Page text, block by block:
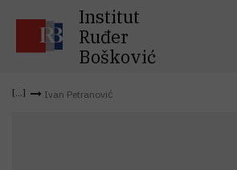
Institut
Ruđer
Bošković
Ivan Petranović